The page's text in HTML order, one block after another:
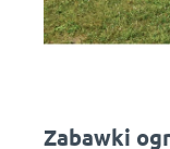
Zabawki